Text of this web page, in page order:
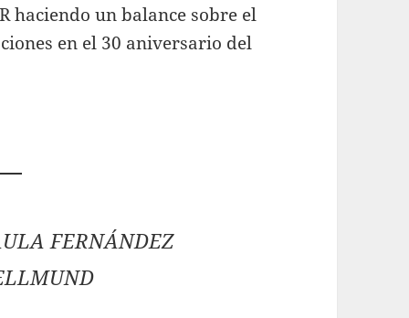
haciendo un balance sobre el
en el 30 aniversario del
FERNÁNDEZ